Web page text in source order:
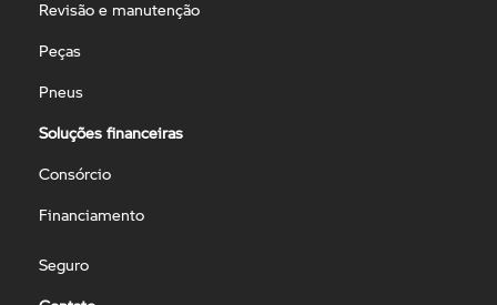
Revisão e manutenção
Peças
Pneus
Soluções financeiras
Consórcio
Financiamento
Seguro